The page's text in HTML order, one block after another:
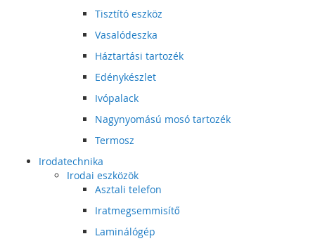
Tisztító eszköz
Vasalódeszka
Háztartási tartozék
Edénykészlet
Ivópalack
Nagynyomású mosó tartozék
Termosz
Irodatechnika
Irodai eszközök
Asztali telefon
Iratmegsemmisítő
Laminálógép